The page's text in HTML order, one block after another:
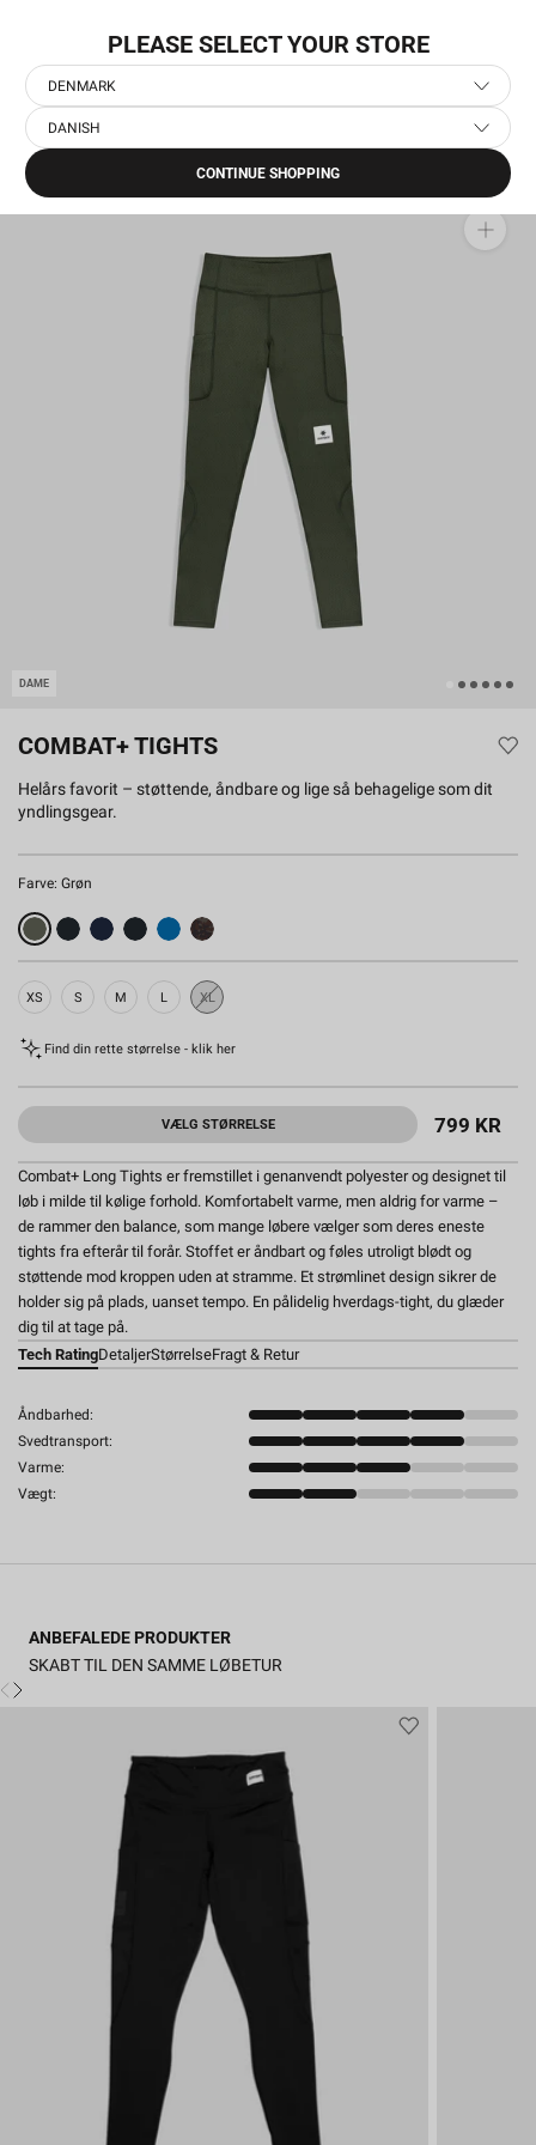
indhold
Hjem Combat+ Tights
DAME
COMBAT+ TIGHTS
Helårs favorit – støttende, åndbare og lige så behagelige som dit
yndlingsgear.
Farve: Grøn
XS S M L XLUdsolgt
Find din rette størrelse - klik her
VÆLG STØRRELSE 799 KR
Combat+ Long Tights er fremstillet i genanvendt polyester og designet til
løb i milde til kølige forhold. Komfortabelt varme, men aldrig for varme –
de rammer den balance, som mange løbere vælger som deres eneste
tights fra efterår til forår. Stoffet er åndbart og føles utroligt blødt og
støttende mod kroppen uden at stramme. Et strømlinet design sikrer de
holder sig på plads, uanset tempo. En pålidelig hverdags-tight, du glæder
dig til at tage på.
Tech RatingDetaljerStørrelseFragt & Retur
Åndbarhed:
Svedtransport:
Varme:
Vægt:
ANBEFALEDE PRODUKTER
SKABT TIL DEN SAMME LØBETUR
PLEASE SELECT YOUR STORE
DENMARK
DANISH
CONTINUE SHOPPING